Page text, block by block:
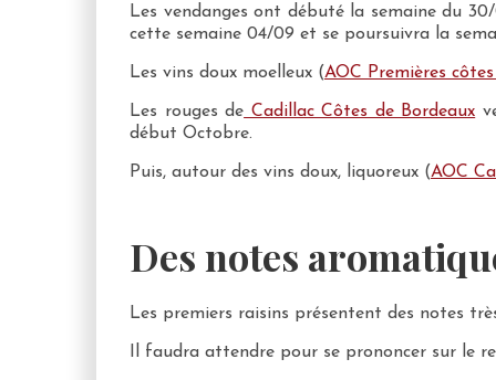
Les vendanges ont débuté la semaine du
cette semaine 04/09 et se poursuivra la
Les vins doux moelleux (AOC Premières
Les rouges de Cadillac Côtes de Bordeaux
début Octobre.
Puis, autour des vins doux, liquoreux (AOC
Des notes
Les premiers raisins présentent des notes
Il faudra attendre pour se prononcer sur le